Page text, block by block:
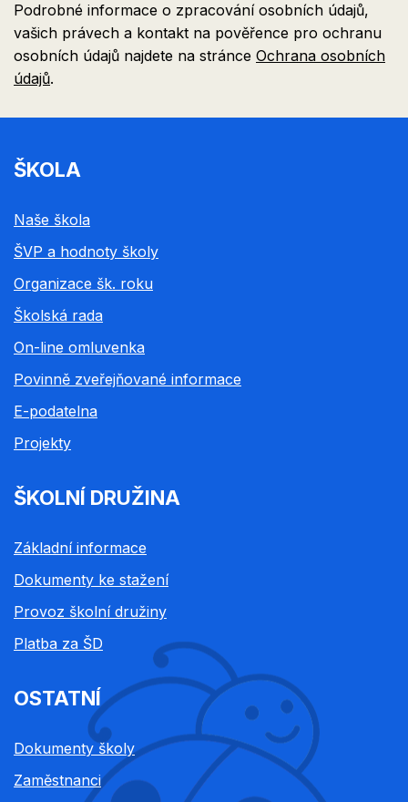
Podrobné informace o zpracování osobních údajů,
vašich právech a kontakt na pověřence pro ochranu
osobních údajů najdete na stránce Ochrana osobních
údajů.
ŠKOLA
Naše škola
ŠVP a hodnoty školy
Organizace šk. roku
Školská rada
On-line omluvenka
Povinně zveřejňované informace
E-podatelna
Projekty
ŠKOLNÍ DRUŽINA
Základní informace
Dokumenty ke stažení
Provoz školní družiny
Platba za ŠD
OSTATNÍ
Dokumenty školy
Zaměstnanci